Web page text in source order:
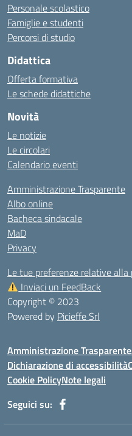
Personale scolastico
Famiglie e studenti
Percorsi di studio
Didattica
Offerta formativa
Le schede didattiche
Novità
Le notizie
Le circolari
Calendario eventi
Amministrazione Trasparente
Albo online
Bacheca sindacale
MaD
Privacy
Le tue preferenze relative alla
Inviaci un FeedBack
Copyright © 2023
Powered by Picieffe Srl
Amministrazione Trasparente
Dichiarazione di accessibilità
Cookie PolicyNote legali
Seguici su: